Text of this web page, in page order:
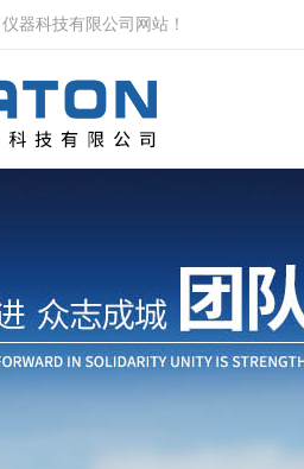
器科技有限公司网站！